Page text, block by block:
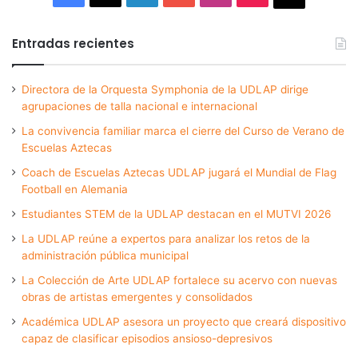
Entradas recientes
Directora de la Orquesta Symphonia de la UDLAP dirige
agrupaciones de talla nacional e internacional
La convivencia familiar marca el cierre del Curso de Verano de
Escuelas Aztecas
Coach de Escuelas Aztecas UDLAP jugará el Mundial de Flag
Football en Alemania
Estudiantes STEM de la UDLAP destacan en el MUTVI 2026
La UDLAP reúne a expertos para analizar los retos de la
administración pública municipal
La Colección de Arte UDLAP fortalece su acervo con nuevas
obras de artistas emergentes y consolidados
Académica UDLAP asesora un proyecto que creará dispositivo
capaz de clasificar episodios ansioso-depresivos